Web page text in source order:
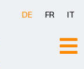
DE FR IT